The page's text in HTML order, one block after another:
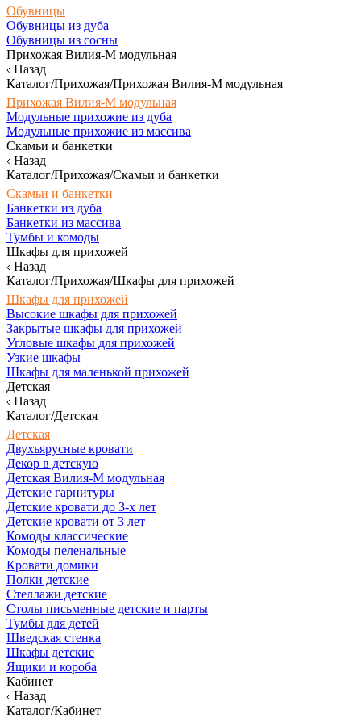
Обувницы
Обувницы из дуба
Обувницы из сосны
Прихожая Вилия-М модульная
Назад
Каталог/Прихожая/Прихожая Вилия-М модульная
Прихожая Вилия-М модульная
Модульные прихожие из дуба
Модульные прихожие из массива
Скамьи и банкетки
Назад
Каталог/Прихожая/Скамьи и банкетки
Скамьи и банкетки
Банкетки из дуба
Банкетки из массива
Тумбы и комоды
Шкафы для прихожей
Назад
Каталог/Прихожая/Шкафы для прихожей
Шкафы для прихожей
Высокие шкафы для прихожей
Закрытые шкафы для прихожей
Угловые шкафы для прихожей
Узкие шкафы
Шкафы для маленькой прихожей
Детская
Назад
Каталог/Детская
Детская
Двухъярусные кровати
Декор в детскую
Детская Вилия-М модульная
Детские гарнитуры
Детские кровати до 3-х лет
Детские кровати от 3 лет
Комоды классические
Комоды пеленальные
Кровати домики
Полки детские
Стеллажи детские
Столы письменные детские и парты
Тумбы для детей
Шведская стенка
Шкафы детские
Ящики и короба
Кабинет
Назад
Каталог/Кабинет